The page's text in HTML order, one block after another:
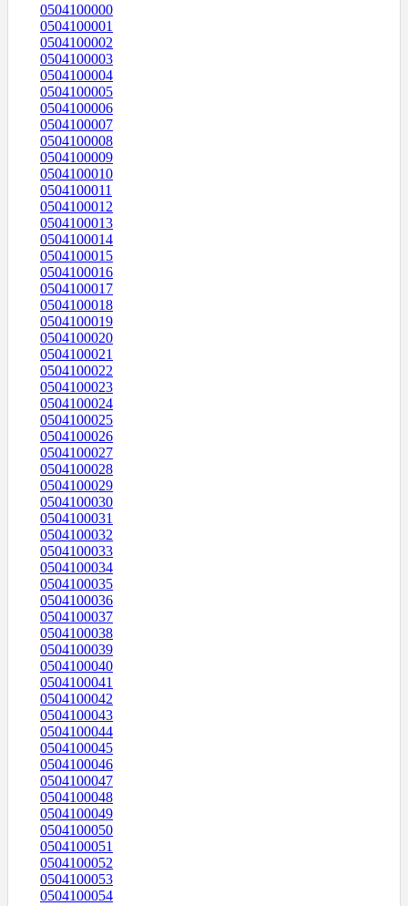
0504100000
0504100001
0504100002
0504100003
0504100004
0504100005
0504100006
0504100007
0504100008
0504100009
0504100010
0504100011
0504100012
0504100013
0504100014
0504100015
0504100016
0504100017
0504100018
0504100019
0504100020
0504100021
0504100022
0504100023
0504100024
0504100025
0504100026
0504100027
0504100028
0504100029
0504100030
0504100031
0504100032
0504100033
0504100034
0504100035
0504100036
0504100037
0504100038
0504100039
0504100040
0504100041
0504100042
0504100043
0504100044
0504100045
0504100046
0504100047
0504100048
0504100049
0504100050
0504100051
0504100052
0504100053
0504100054